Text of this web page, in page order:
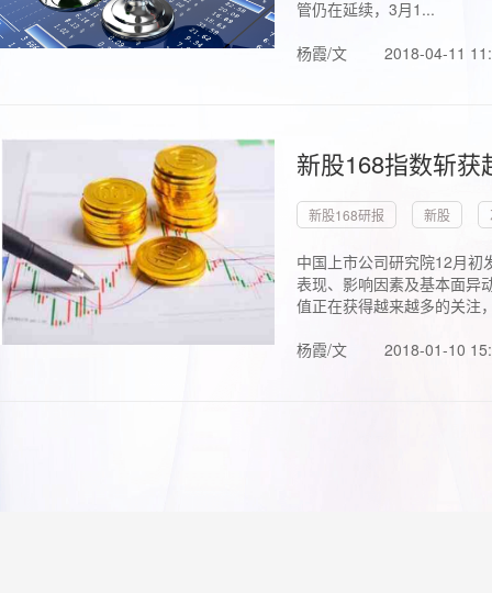
管仍在延续，3月1...
杨霞/文
2018-04-11
新股168指数斩
新股168研报 新股
中国上市公司研究院12月初
表现、影响因素及基本面异
值正在获得越来越多的关注
杨霞/文
2018-01-10